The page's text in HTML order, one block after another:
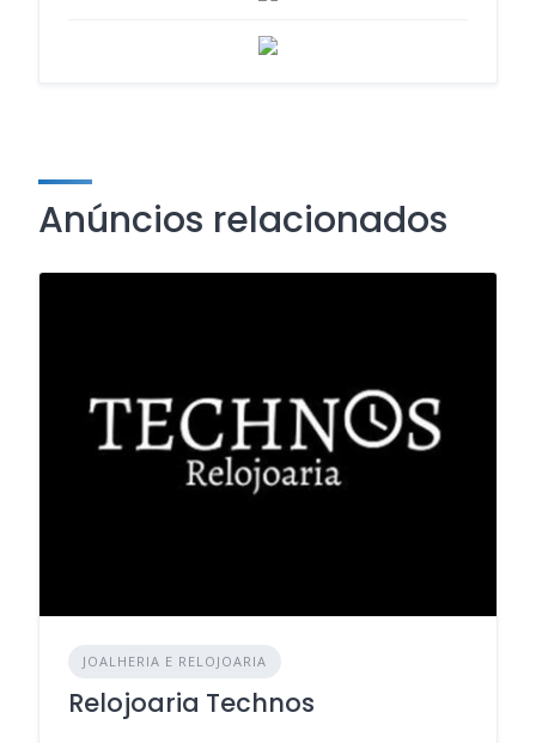
Anúncios relacionados
JOALHERIA E RELOJOARIA
Relojoaria Technos